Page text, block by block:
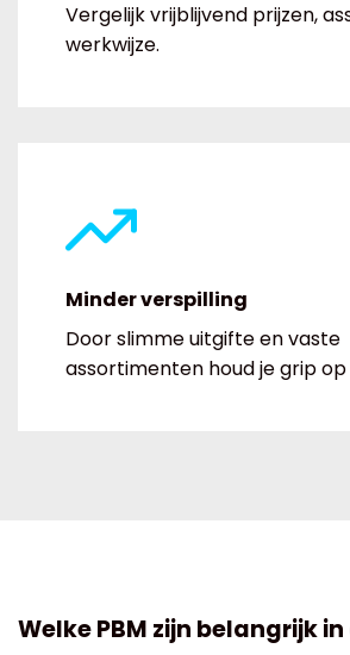
Vergelijk vrijblijvend prijzen,
werkwijze.
Minder verspilling
Door slimme uitgifte en vaste
assortimenten houd je grip op
Welke PBM zijn belangrijk